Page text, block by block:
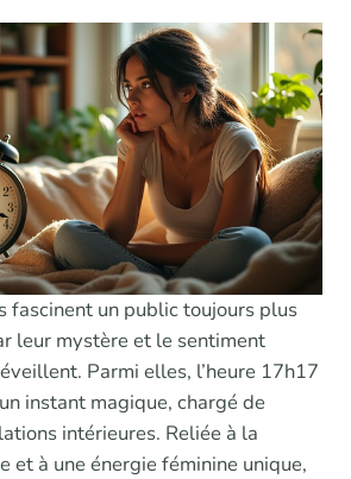
fascinent un public toujours plus
leur mystère et le sentiment
Parmi elles, l’heure 17h17
instant magique, chargé de
intérieures. Reliée à la
et à une énergie féminine unique,